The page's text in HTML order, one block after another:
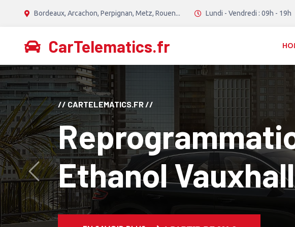
Bordeaux, Arcachon, Perpignan, Metz, Rouen... Lundi - Vendredi : 09h - 19h
CarTelematics.fr
// CANTON TECH //
Diesel Stage 1
Avant